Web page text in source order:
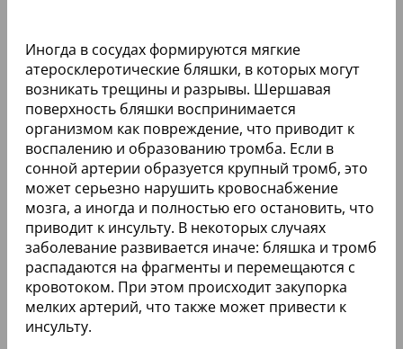
Иногда в сосудах формируются мягкие
атеросклеротические бляшки, в которых могут
возникать трещины и разрывы. Шершавая
поверхность бляшки воспринимается
организмом как повреждение, что приводит к
воспалению и образованию тромба. Если в
сонной артерии образуется крупный тромб, это
может серьезно нарушить кровоснабжение
мозга, а иногда и полностью его остановить, что
приводит к инсульту. В некоторых случаях
заболевание развивается иначе: бляшка и тромб
распадаются на фрагменты и перемещаются с
кровотоком. При этом происходит закупорка
мелких артерий, что также может привести к
инсульту.